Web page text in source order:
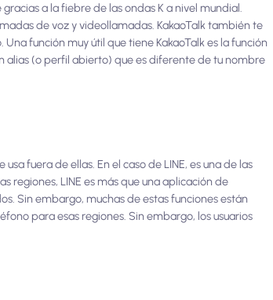
a la fiebre de las ondas K a nivel mundial.
de voz y videollamadas. KakaoTalk también te
función muy útil que tiene KakaoTalk es la función
alias (o perfil abierto) que es diferente de tu nombre
fuera de ellas. En el caso de LINE, es una de las
regiones, LINE es más que una aplicación de
Sin embargo, muchas de estas funciones están
para esas regiones. Sin embargo, los usuarios